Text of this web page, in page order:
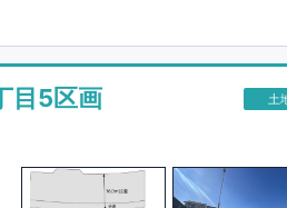
成材にヒノキを使用しておりま
入れをして、長く大切に使う」
した物件だけが認定を受けられ
つの技術基準をクリアする必要
目5区画 土